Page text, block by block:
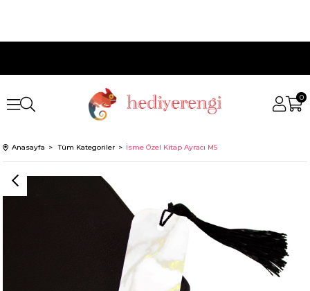
0
Anasayfa Tüm Kategoriler İsme Özel Kitap Ayracı M5